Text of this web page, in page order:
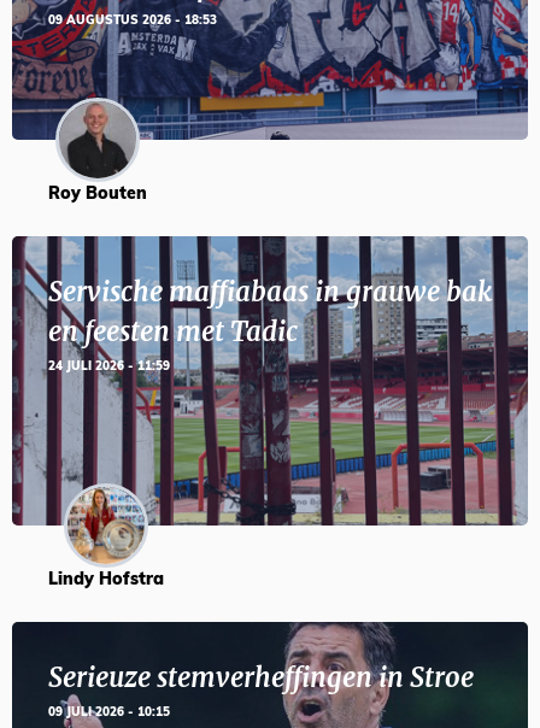
09 AUGUSTUS 2026 - 18:53
Roy Bouten
Servische maffiabaas in grauwe bak
en feesten met Tadic
24 JULI 2026 - 11:59
Lindy Hofstra
Serieuze stemverheffingen in Stroe
09 JULI 2026 - 10:15